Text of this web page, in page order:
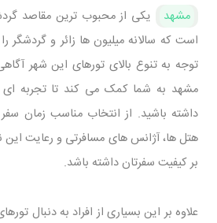
مشهد یکی از محبوب ‌ترین مقاصد
است که سالانه میلیون ‌ها زائر و
توجه به تنوع بالای تورهای این شهر
مشهد به شما کمک می‌ کند تا تجربه
داشته باشید. از انتخاب مناسب زمان
هتل ‌ها، آژانس ‌های مسافرتی و رعایت این
بر کیفیت سفرتان داشته باشد.
علاوه بر این بسیاری از افراد به دنبال